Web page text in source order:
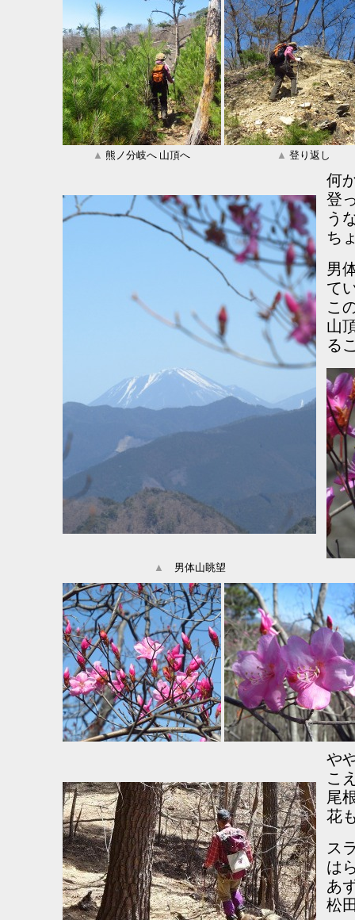
▲ 熊ノ分岐へ 山頂へ ▲ 登り返し
何
登
う
ち
男
て
こ
山
る
▲ 男体山眺望
や
こ
尾
花
ス
は
あ
松